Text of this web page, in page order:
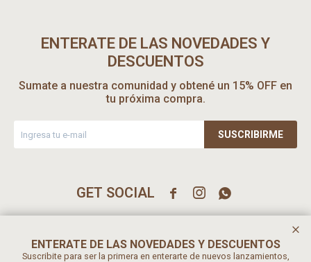
ENTERATE DE LAS NOVEDADES Y
DESCUENTOS
Sumate a nuestra comunidad y obtené un 15% OFF en
tu próxima compra.
SUSCRIBIRME
  
ENTERATE DE LAS NOVEDADES Y DESCUENTOS
Suscribite para ser la primera en enterarte de nuevos lanzamientos,